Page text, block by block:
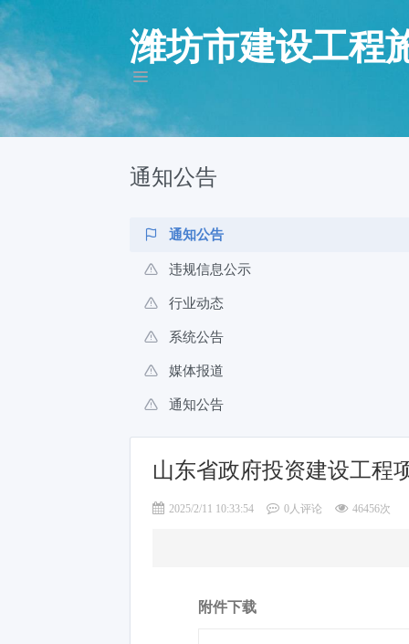
潍坊市建设工程
通知公告
通知公告
违规信息公示
行业动态
系统公告
媒体报道
通知公告
山东省政府投资建设工程
2025/2/11 10:33:54 0人评论 46456次
附件下载